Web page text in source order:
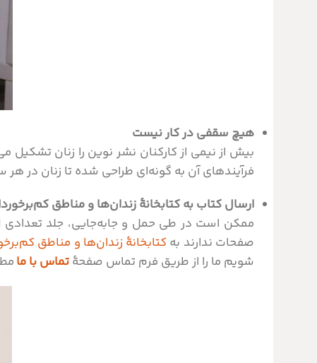
هیچ سقفی در کار نیست
بیش از نیمی از کارکنان نشر نوین را زنان تشکیل
فرآیندهای آن به گونه‌ای طراحی شده تا زنان در
ارسال کتاب به کتابخانۀ زندان‌ها و مناطق
ممکن است در طی حمل و جابه‌جایی، جلد تعدادی
صفحات ندارند به کتابخانۀ زندان‌ها و مناطق
شویم ما را از طریق فرم تماس صفحۀتماس با ما